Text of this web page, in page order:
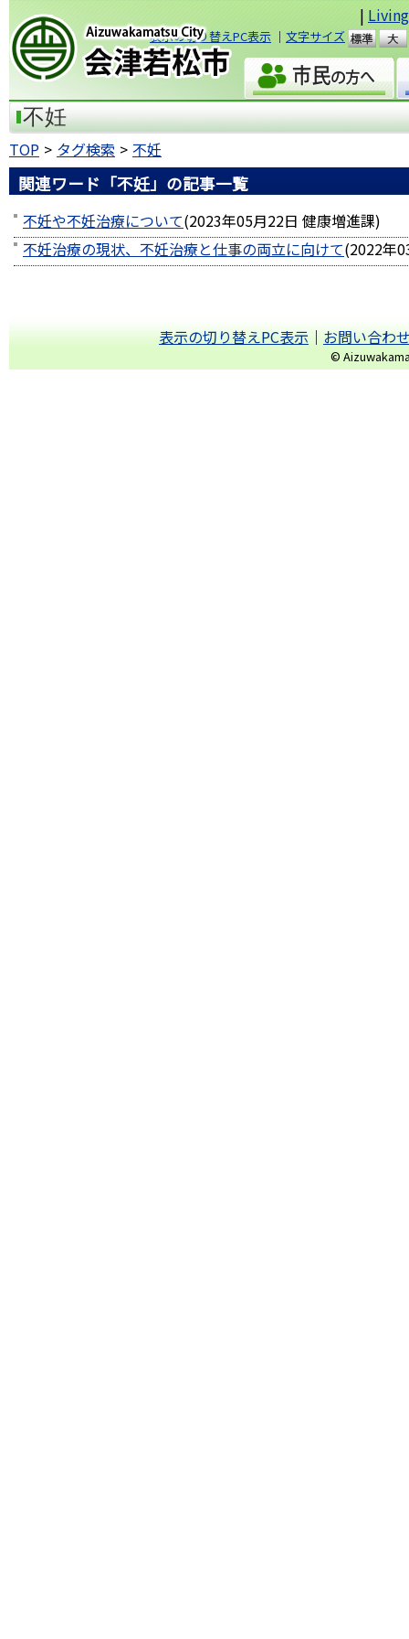
|
表示の切り替えPC表示 ｜ 文字サイズ
準
会津若松市
不妊
TOP タグ検索 不妊
関連ワード「不妊」の記事一覧
不妊や不妊治療について(2023年05月22日 健康増進課)
不妊治療の現状、不妊治療と仕事の両立に向けて(2022年
表示の切り替えPC表示｜お問い合わ
©